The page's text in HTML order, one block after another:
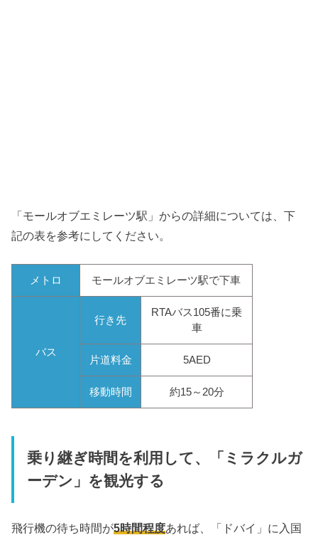
「モールオブエミレーツ駅」からの詳細については、下
記の表を参考にしてください。
メトロ モールオブエミレーツ駅で下車
バス
行き先
RTAバス105番に乗
車
片道料金 5AED
移動時間 約15～20分
乗り継ぎ時間を利用して、「ミラクルガ
ーデン」を観光する
飛行機の待ち時間が5時間程度あれば、「ドバイ」に入国